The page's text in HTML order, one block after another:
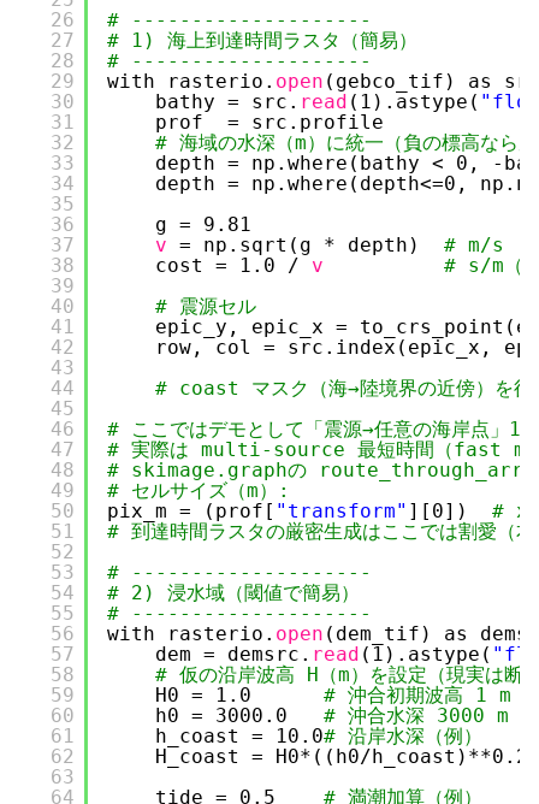
26
27
28
29
30
31
32
33
34
35
36
37
38
39
40
41
42
43
44
45
46
47
48
49
50
51
52
53
54
55
56
57
58
59
60
61
62
63
64
# --------------------
# 1) 海上到達時間ラスタ（簡易）
# --------------------
with rasterio. open (gebco_tif) as
bathy = src. read (1).astype(
prof  = src.profile
# 海域の水深（m）に統一（負の標高なら
depth = np.where(bathy < 0, -
depth = np.where(depth<=0,
g = 9.81
v = np.sqrt(g * depth) # m/s
cost = 1.0 / v
# s/m（セ
# 震源セル
epic_y, epic_x =
row, col = src.index(epic_x,
# coast マスク（海→陸境界の近傍）を後
# ここではデモとして「震源→任意の海岸点
# 実際は multi-source 最短時間（fast
# skimage.graphの route_through_array
# セルサイズ（m）:
pix_m = (prof[ "transform" ][0]) # x
# 到達時間ラスタの厳密生成はここでは割愛（
# --------------------
# 2) 浸水域（閾値で簡易）
# --------------------
with rasterio. open (dem_tif) as
dem = demsrc. read (1).astype(
# 仮の沿岸波高 H（m）を設定（現実は断
H0 = 1.0 # 沖合初期波高 1 m（
h0 = 3000.0 # 沖合水深 3000 m（
h_coast = 10.0# 沿岸水深（例）
H_coast = H0*((h0/h_coast
tide = 0.5 # 満潮加算（例）